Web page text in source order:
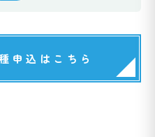
申込はこちら